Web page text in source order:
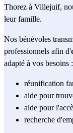
Thorez à Villejuif,
leur famille.
Nos bénévoles
professionnels afin d'
adapté à vos besoins :
réunification
aide pour
aide pour
recherche